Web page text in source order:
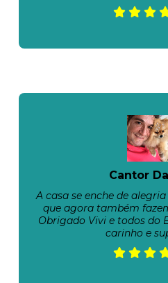
Cantor
A casa se enche de
que agora também
Obrigado Vivi e todos do
carinho e